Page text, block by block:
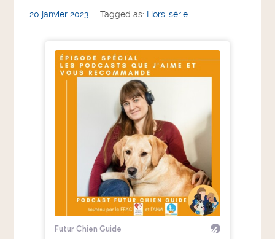
20 janvier 2023 Tagged as: Hors-série